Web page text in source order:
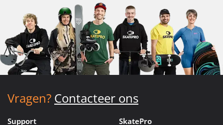
Vragen? Contacteer ons
Support SkatePro